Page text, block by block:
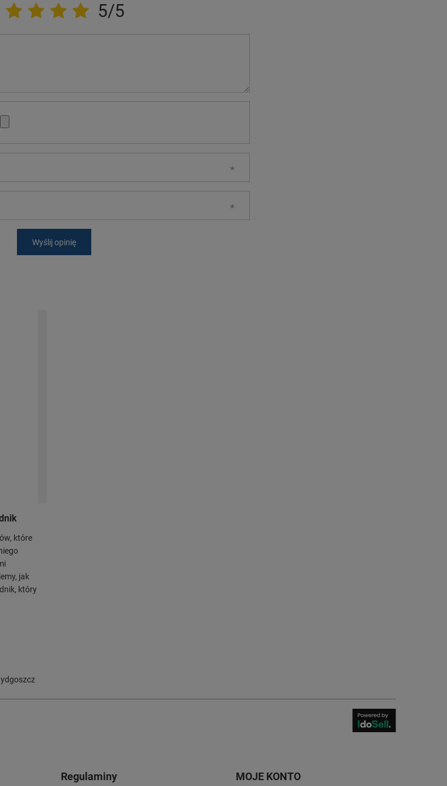
5/5
Wyślij opinię
które
jak
który
Regulaminy MOJE KONTO